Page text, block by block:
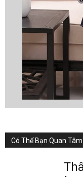
Có Thể Bạn Quan Tâm